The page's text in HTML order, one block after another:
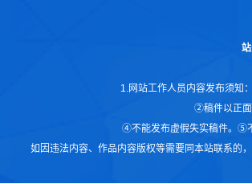
1.网站工作人员内容发布须知
②稿件以正
④不能发布虚假失实稿件。⑤
如因违法内容、作品内容版权等需要同本站联系的